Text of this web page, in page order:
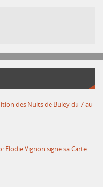
des Nuits de Buley du 7 au
Elodie Vignon signe sa Carte